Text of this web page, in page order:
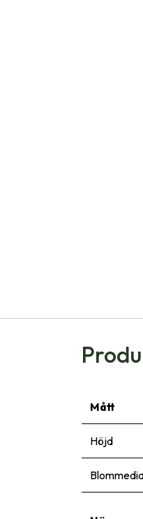
Mått
Höjd